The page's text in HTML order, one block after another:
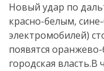
Новый удар по
красно-белым,
электромобилей)
появятся
городская власть.В